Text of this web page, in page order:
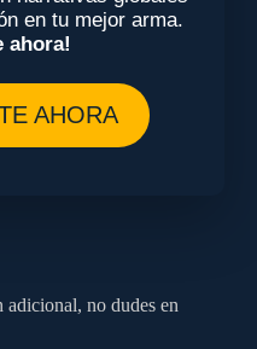
en tu mejor arma.
ahora!
AHORA
no dudes en